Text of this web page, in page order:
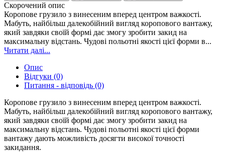
Скорочений опис
Коропове грузило з винесеним вперед центром важкості.
Мабуть, найбільш далекобійний вигляд коропового вантажу,
який завдяки своїй формі дає змогу зробити закид на
максимальну відстань. Чудові польотні якості цієї форми в...
Читати далі...
Опис
Відгуки (0)
Питання - відповідь (0)
Коропове грузило з винесеним вперед центром важкості.
Мабуть, найбільш далекобійний вигляд коропового вантажу,
який завдяки своїй формі дає змогу зробити закид на
максимальну відстань. Чудові польотні якості цієї форми
вантажу дають можливість досягти високої точності
закидання.